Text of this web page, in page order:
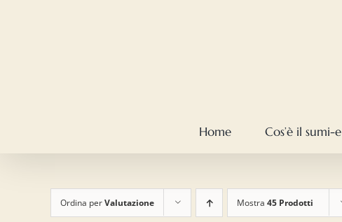
Home Cos’è il sumi-e
Ordina perValutazione Mostra 45 Prodotti